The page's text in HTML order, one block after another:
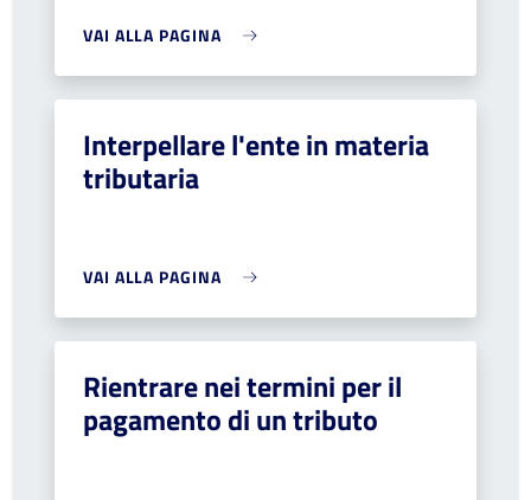
VAI ALLA PAGINA
Interpellare l'ente in materia
tributaria
VAI ALLA PAGINA
Rientrare nei termini per il
pagamento di un tributo